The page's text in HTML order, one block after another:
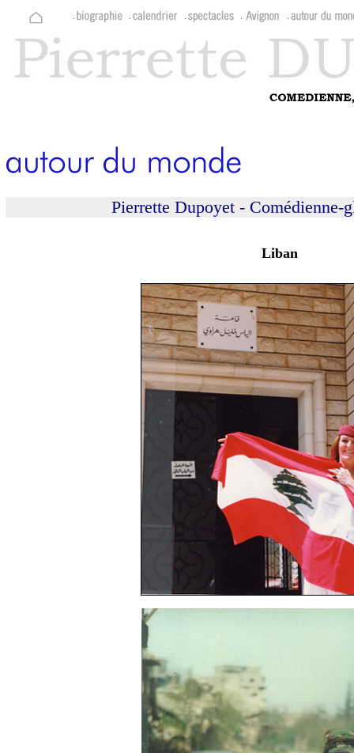
Pierrette Dupoyet - Comédienne-
Liban